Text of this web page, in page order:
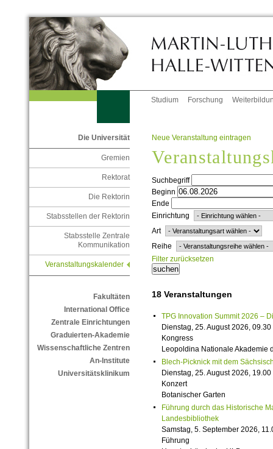
Studium Forschung
Die Universität
Gremien
Rektorat
Die Rektorin
Stabsstellen der Rektorin
Stabsstelle Zentrale
Kommunikation
Veranstaltungskalender
Fakultäten
International Office
Zentrale Einrichtungen
Graduierten-Akademie
Wissenschaftliche Zentren
An-Institute
Universitätsklinikum
Neue Veranstaltung eintragen
Suchbegriff
Beginn
Ende
Einrichtung
Art
Reihe
Filter zurücksetzen
18 Veranstaltungen
TPG Innovation Summit 2026 –
Dienstag, 25. August 2026,
Kongress
Leopoldina Nationale Akademie
Blech-Picknick mit dem
Dienstag, 25. August 2026,
Konzert
Botanischer Garten
Führung durch das Historische
Landesbibliothek
Samstag, 5. September 2026,
Führung